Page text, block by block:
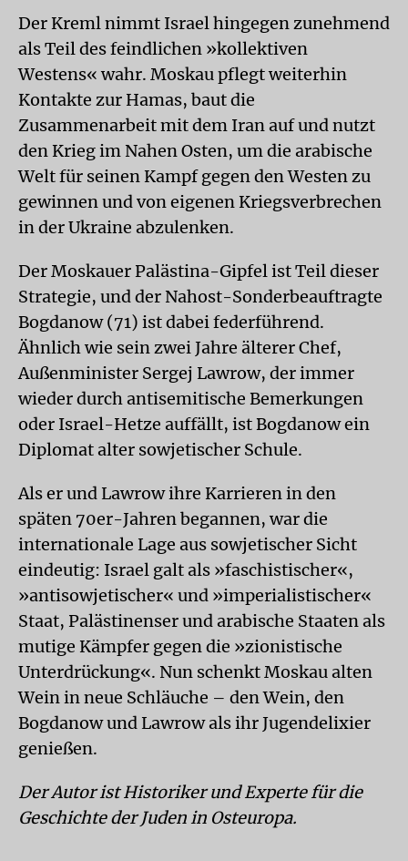
Der Kreml nimmt Israel hingegen zunehmend
als Teil des feindlichen »kollektiven
Westens« wahr. Moskau pflegt weiterhin
Kontakte zur Hamas, baut die
Zusammenarbeit mit dem Iran auf und nutzt
den Krieg im Nahen Osten, um die arabische
Welt für seinen Kampf gegen den Westen zu
gewinnen und von eigenen Kriegsverbrechen
in der Ukraine abzulenken.
Der Moskauer Palästina-Gipfel ist Teil dieser
Strategie, und der Nahost-Sonderbeauftragte
Bogdanow (71) ist dabei federführend.
Ähnlich wie sein zwei Jahre älterer Chef,
Außenminister Sergej Lawrow, der immer
wieder durch antisemitische Bemerkungen
oder Israel-Hetze auffällt, ist Bogdanow ein
Diplomat alter sowjetischer Schule.
Als er und Lawrow ihre Karrieren in den
späten 70er-Jahren begannen, war die
internationale Lage aus sowjetischer Sicht
eindeutig: Israel galt als »faschistischer«,
»antisowjetischer« und »imperialistischer«
Staat, Palästinenser und arabische Staaten als
mutige Kämpfer gegen die »zionistische
Unterdrückung«. Nun schenkt Moskau alten
Wein in neue Schläuche – den Wein, den
Bogdanow und Lawrow als ihr Jugendelixier
genießen.
Der Autor ist Historiker und Experte für die
Geschichte der Juden in Osteuropa.